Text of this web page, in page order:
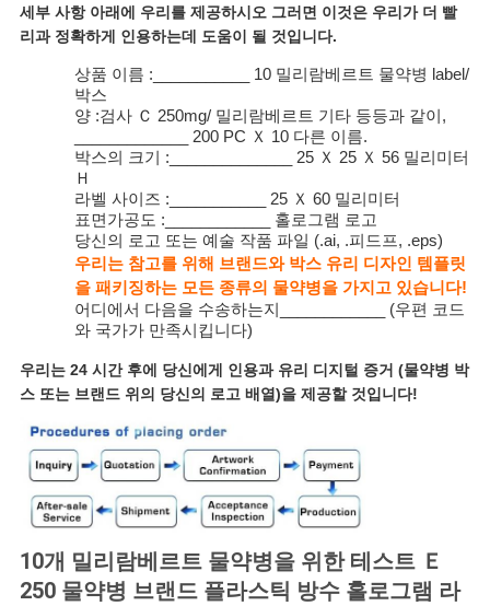
세부 사항 아래에 우리를 제공하시오 그러면 이것은 우리가 더 빨
리과 정확하게 인용하는데 도움이 될 것입니다.
상품 이름 :___________ 10 밀리람베르트 물약병 label/
박스
양 :검사 Ｃ 250mg/ 밀리람베르트 기타 등등과 같이,
_____________ 200 PC Ｘ 10 다른 이름.
박스의 크기 :______________ 25 Ｘ 25 Ｘ 56 밀리미터
Ｈ
라벨 사이즈 :___________ 25 Ｘ 60 밀리미터
표면가공도 :____________ 홀로그램 로고
당신의 로고 또는 예술 작품 파일 (.ai, .피드프, .eps)
우리는 참고를 위해 브랜드와 박스 유리 디자인 템플릿
을 패키징하는 모든 종류의 물약병을 가지고 있습니다!
어디에서 다음을 수송하는지____________ (우편 코드
와 국가가 만족시킵니다)
우리는 24 시간 후에 당신에게 인용과 유리 디지털 증거 (물약병 박
스 또는 브랜드 위의 당신의 로고 배열)을 제공할 것입니다!
10개 밀리람베르트 물약병을 위한 테스트 Ｅ
250 물약병 브랜드 플라스틱 방수 홀로그램 라